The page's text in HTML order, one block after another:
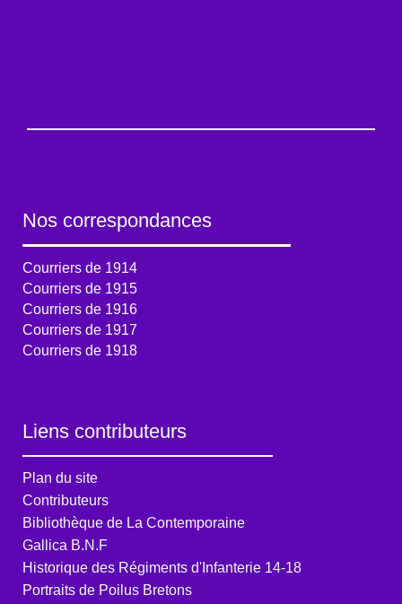
Nos correspondances
Courriers de 1914
Courriers de 1915
Courriers de 1916
Courriers de 1917
Courriers de 1918
Liens contributeurs
Plan du site
Contributeurs
Bibliothèque de La Contemporaine
Gallica B.N.F
Historique des Régiments d'Infanterie 14-18
Portraits de Poilus Bretons